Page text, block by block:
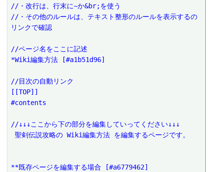
//・改行は、行末に~か&br;を使う
//・その他のルールは、テキスト整形のルールを表示するの
リンクで確認
//ページ名をここに記述
*Wiki編集方法 [#a1b51d96]
//目次の自動リンク
[[TOP]]
#contents
//↓↓↓ここから下の部分を編集していってください↓↓↓
聖剣伝説攻略の Wiki編集方法 を編集するページです。
**既存ページを編集する場合 [#a6779462]